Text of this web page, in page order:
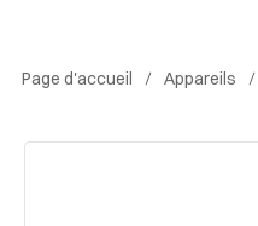
Page d'accueil Appareils